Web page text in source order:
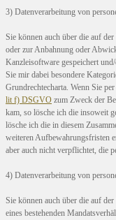
3) Datenverarbeitung von
Sie können auch über die auf
oder zur Anbahnung oder
Kanzleisoftware gespeichert
Sie mir dabei besondere
Grundrechtecharta. Wenn Sie
lit f) DSGVO zum Zweck der
kam, so lösche ich die insoweit
lösche ich die in diesem
weiteren Aufbewahrungsfristen
aber auch nicht verpflichtet, die
4) Datenverarbeitung von
Sie können auch über die auf
eines bestehenden